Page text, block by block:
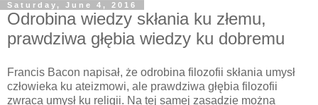
Saturday, June 4, 2016
Odrobina wiedzy skłania ku złemu,
prawdziwa głębia wiedzy ku dobremu
Francis Bacon napisał, że odrobina filozofii skłania umysł
człowieka ku ateizmowi, ale prawdziwa głębia filozofii
zwraca umysł ku religii. Na tej samej zasadzie można